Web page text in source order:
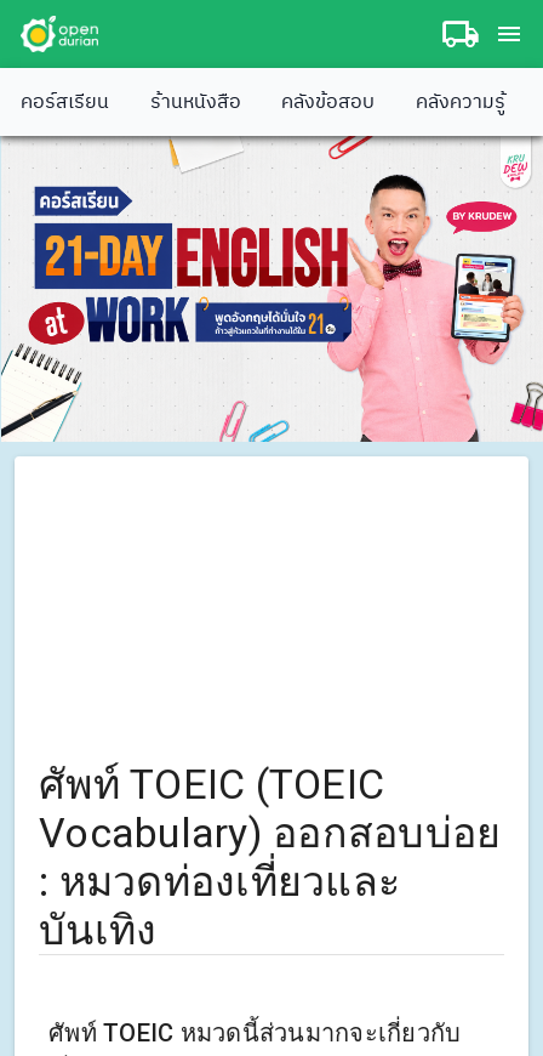
คอร์สเรียน ร้านหนังสือ คลังข้อสอบ คลังความรู้
ศัพท์ TOEIC (TOEIC
Vocabulary) ออกสอบบ่อย
: หมวดท่องเที่ยวและ
บันเทิง
ศัพท์ TOEIC หมวดนี้ส่วนมากจะเกี่ยวกับ